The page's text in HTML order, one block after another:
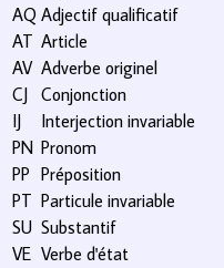
AQ Adjectif qualificatif
AT Article
AV Adverbe originel
CJ Conjonction
IJ
Interjection invariable
PN Pronom
PP Préposition
PT Particule invariable
SU Substantif
VE Verbe d'état